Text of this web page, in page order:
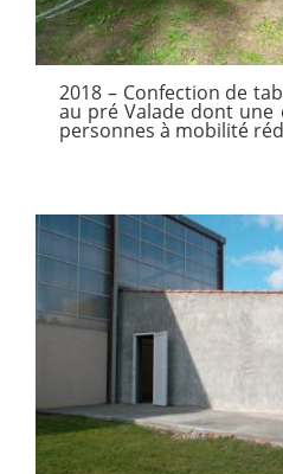
2018 – Confection de
au pré Valade dont
personnes à mobilité